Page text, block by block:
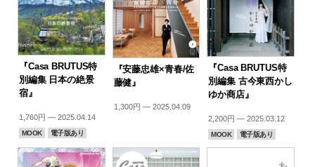
『Casa BRUTUS特
別編集 日本の絶景
宿』
1,760円 — 2025.04.14
MOOK 電子版あり
『安藤忠雄×青春/佐
藤健』
1,300円 — 2025.04.09
『Casa BRUTUS特
別編集 古今東西かし
ゆか商店』
2,200円 — 2025.03.12
MOOK 電子版あり